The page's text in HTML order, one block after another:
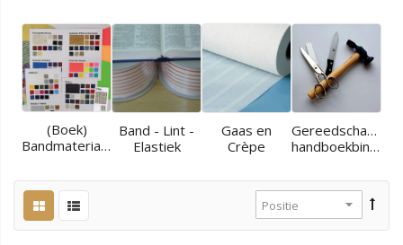
(Boek)
Bandmaterialen
Band - Lint -
Elastiek
Gaas en
Crèpe
Gereedschappen
handboekbinder